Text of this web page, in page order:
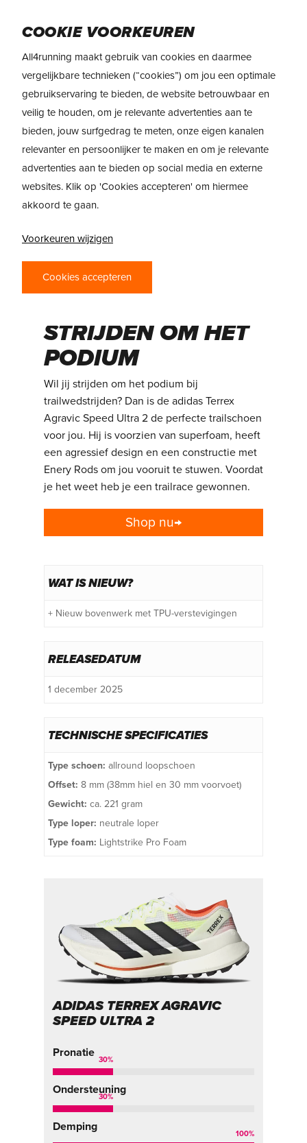
content
REVIEW
adidas Terrex Agravic Speed
Ultra 2
ADIDAS TERREX
AGRAVIC SPEED
STRIJDEN OM HET
PODIUM
Wil jij strijden om het podium bij
trailwedstrijden? Dan is de adidas Terrex
Agravic Speed Ultra 2 de perfecte trailschoen
voor jou. Hij is voorzien van superfoam, heeft
een agressief design en een constructie met
Enery Rods om jou vooruit te stuwen. Voordat
je het weet heb je een trailrace gewonnen.
Shop nu→
WAT IS NIEUW?
+ Nieuw bovenwerk met TPU-verstevigingen
RELEASEDATUM
1 december 2025
TECHNISCHE SPECIFICATIES
Type schoen: allround loopschoen
Offset: 8 mm (38mm hiel en 30 mm voorvoet)
Gewicht: ca. 221 gram
Type loper: neutrale loper
Type foam: Lightstrike Pro Foam
ADIDAS TERREX AGRAVIC
SPEED ULTRA 2
Pronatie
30%
Ondersteuning
30%
Demping
100%
COOKIE VOORKEUREN
All4running maakt gebruik van cookies en daarmee
vergelijkbare technieken (“cookies”) om jou een optimale
gebruikservaring te bieden, de website betrouwbaar en
veilig te houden, om je relevante advertenties aan te
bieden, jouw surfgedrag te meten, onze eigen kanalen
relevanter en persoonlijker te maken en om je relevante
advertenties aan te bieden op social media en externe
websites. Klik op 'Cookies accepteren' om hiermee
akkoord te gaan.
Voorkeuren wijzigen
Cookies accepteren